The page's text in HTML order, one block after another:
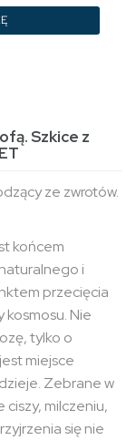
Szkice z
ze zwrotów.
końcem
i
przecięcia
Nie
tylko o
miejsce
Zebrane w
ciszy, milczeniu,
się nie